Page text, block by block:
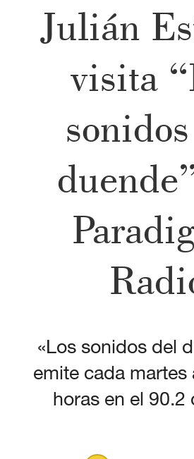
Julián
visita
«Los sonidos del
emite cada martes
horas en el 90.2